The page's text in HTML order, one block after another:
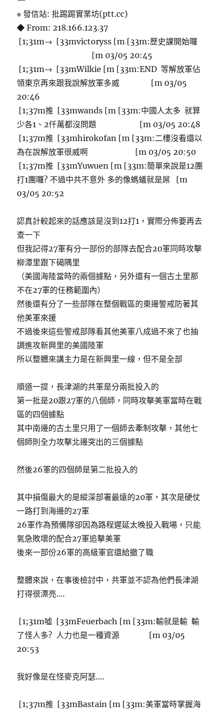
※ 發信站: 批踢踢實業坊(ptt.cc)
◆ From: 218.166.123.37
[1;31m→ [33mvictoryss [m [33m:歷史課開始囉
[m 03/05 20:45
[1;31m→ [33mWilkie [m [33m:END 等解放軍佔
領東京再來跟我說解放軍多威 [m 03/05
20:46
[1;37m推 [33mwands [m [33m:中國人太多 就算
少各1、2仟萬都沒問題 [m 03/05 20:48
[1;37m推 [33mhirokofan [m [33m:二樓沒看還以
為在說解放軍很威啊 [m 03/05 20:50
[1;37m推 [33mYuwuen [m [33m:簡單來說是12團
打1團囉? 不過中共不意外 多的像螞蟻就是屌 [m
03/05 20:52
認真計較起來的話應該是沒到12打1，實際分佈要再去
查一下
但我記得27軍有分一部份的部隊去配合20軍同時攻擊
柳潭里跟下碣隅里
（美國海陸當時的兩個據點，另外還有一個古土里那
不在27軍的任務範圍內）
然後還有分了一些部隊在整個戰區的東邊警戒防著其
他美軍來援
不過後來這些警戒部隊看其他美軍八成過不來了也抽
調進攻新興里的美國陸軍
所以整體來講主力是在新興里一線，但不是全部
順道一提，長津湖的共軍是分兩批投入的
第一批是20跟27軍的八個師，同時攻擊美軍當時在戰
區的四個據點
其中南邊的古土里只用了一個師去牽制攻擊，其他七
個師則全力攻擊北邊突出的三個據點
然後26軍的四個師是第二批投入的
其中損傷最大的是縱深部署最遠的20軍，其次是硬仗
一路打到海邊的27軍
26軍作為預備隊卻因為路程遲延太晚投入戰場，只能
氣急敗壞的配合27軍追擊美軍
後來一部份26軍的高級軍官還給撤了職
整體來說，在事後檢討中，共軍並不認為他們長津湖
打得很漂亮….
[1;31m噓 [33mFeuerbach [m [33m:輸就是輸 輸
了怪人多? 人力也是一種資源 [m 03/05
20:53
我好像是在怪麥克阿瑟….
[1;37m推 [33mBastain [m [33m:美軍當時掌握海